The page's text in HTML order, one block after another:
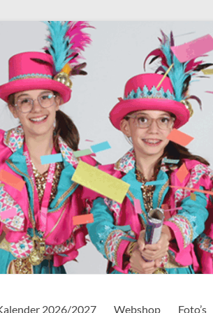
2026/2027 Webshop Foto’s